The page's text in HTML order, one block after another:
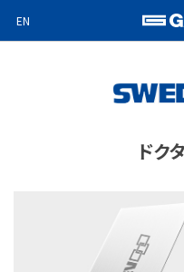
EN
ドク